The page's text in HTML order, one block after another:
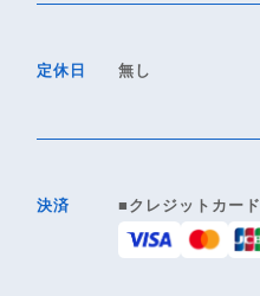
定休日 無し
決済 ■クレジットカード